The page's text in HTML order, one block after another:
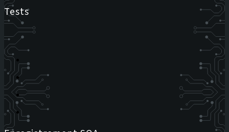
Tests